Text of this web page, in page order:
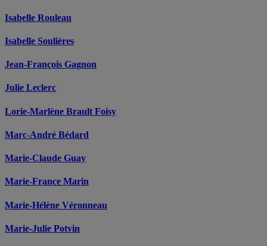
Isabelle Rouleau
Isabelle Soulières
Jean-François Gagnon
Julie Leclerc
Lorie-Marlène Brault Foisy
Marc-André Bédard
Marie-Claude Guay
Marie-France Marin
Marie-Hélène Véronneau
Marie-Julie Potvin